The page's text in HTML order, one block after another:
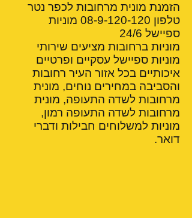
הזמנת מונית מרחובות לכפר נטר
טלפון 08-9-120-120 מוניות
ספיישל 24/6
מוניות ברחובות מציעים שירותי
מוניות ספיישל עסקיים ופרטיים
איכותיים בכל אזור העיר רחובות
והסביבה במחירים נוחים, מונית
מרחובות לשדה התעופה, מונית
מרחובות לשדה התעופה רמון,
מוניות למשלוחים חבילות ודברי
דואר.